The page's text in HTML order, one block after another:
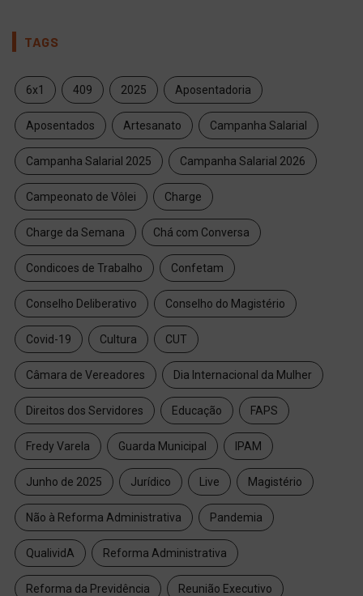
TAGS
6x1 409 2025 Aposentadoria
Aposentados Artesanato Campanha Salarial
Campanha Salarial 2025 Campanha Salarial 2026
Campeonato de Vôlei Charge
Charge da Semana Chá com Conversa
Condicoes de Trabalho Confetam
Conselho Deliberativo Conselho do Magistério
Covid-19 Cultura CUT
Câmara de Vereadores Dia Internacional da Mulher
Direitos dos Servidores Educação FAPS
Fredy Varela Guarda Municipal IPAM
Junho de 2025 Jurídico Live Magistério
Não à Reforma Administrativa Pandemia
QualividA Reforma Administrativa
Reforma da Previdência Reunião Executivo